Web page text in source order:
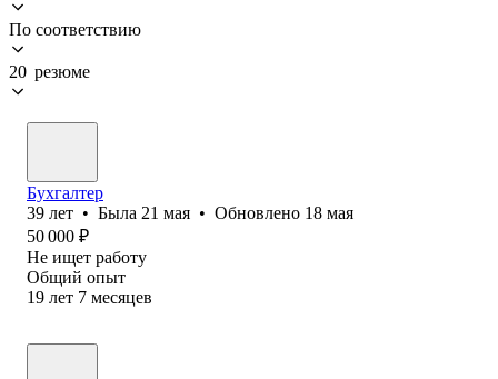
По соответствию
20 резюме
Бухгалтер
39 лет • Была 21 мая • Обновлено 18 мая
50 000 ₽
Не ищет работу
Общий опыт
19 лет 7 месяцев